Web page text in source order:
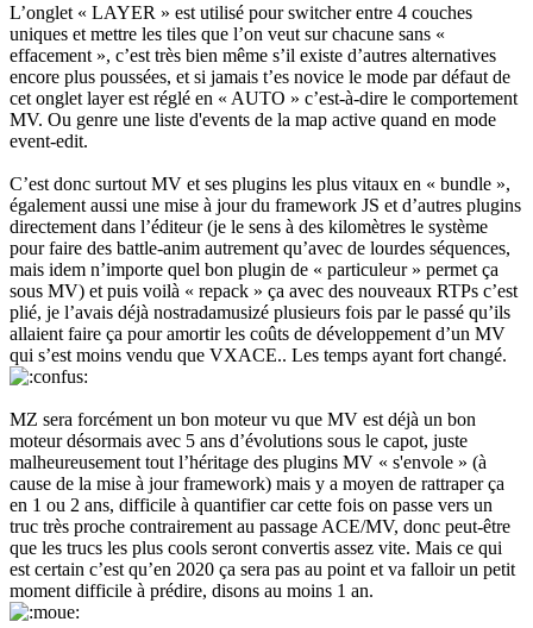
L’onglet « LAYER » est utilisé pour switcher entre 4 couches
uniques et mettre les tiles que l’on veut sur chacune sans «
effacement », c’est très bien même s’il existe d’autres alternatives
encore plus poussées, et si jamais t’es novice le mode par défaut de
cet onglet layer est réglé en « AUTO » c’est-à-dire le comportement
MV. Ou genre une liste d'events de la map active quand en mode
event-edit.
C’est donc surtout MV et ses plugins les plus vitaux en « bundle »,
également aussi une mise à jour du framework JS et d’autres plugins
directement dans l’éditeur (je le sens à des kilomètres le système
pour faire des battle-anim autrement qu’avec de lourdes séquences,
mais idem n’importe quel bon plugin de « particuleur » permet ça
sous MV) et puis voilà « repack » ça avec des nouveaux RTPs c’est
plié, je l’avais déjà nostradamusizé plusieurs fois par le passé qu’ils
allaient faire ça pour amortir les coûts de développement d’un MV
qui s’est moins vendu que VXACE.. Les temps ayant fort changé.
MZ sera forcément un bon moteur vu que MV est déjà un bon
moteur désormais avec 5 ans d’évolutions sous le capot, juste
malheureusement tout l’héritage des plugins MV « s'envole » (à
cause de la mise à jour framework) mais y a moyen de rattraper ça
en 1 ou 2 ans, difficile à quantifier car cette fois on passe vers un
truc très proche contrairement au passage ACE/MV, donc peut-être
que les trucs les plus cools seront convertis assez vite. Mais ce qui
est certain c’est qu’en 2020 ça sera pas au point et va falloir un petit
moment difficile à prédire, disons au moins 1 an.